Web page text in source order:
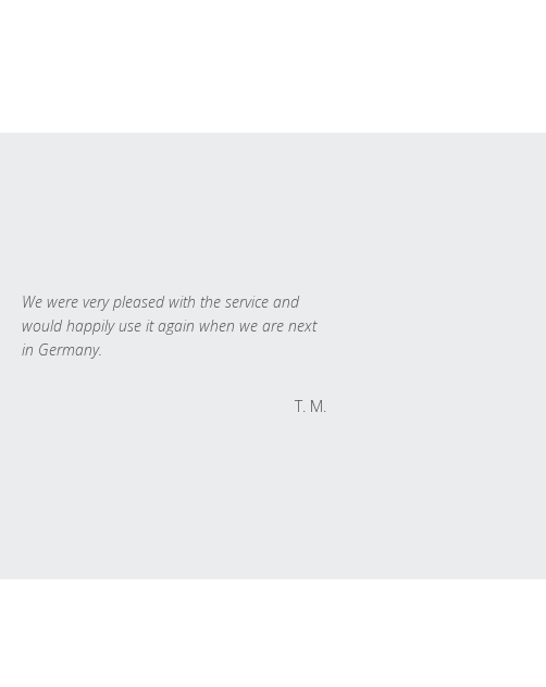
We were very pleased with the service and
would happily use it again when we are next
in Germany.
T. M.